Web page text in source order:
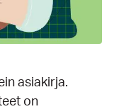
asiakirja.
on